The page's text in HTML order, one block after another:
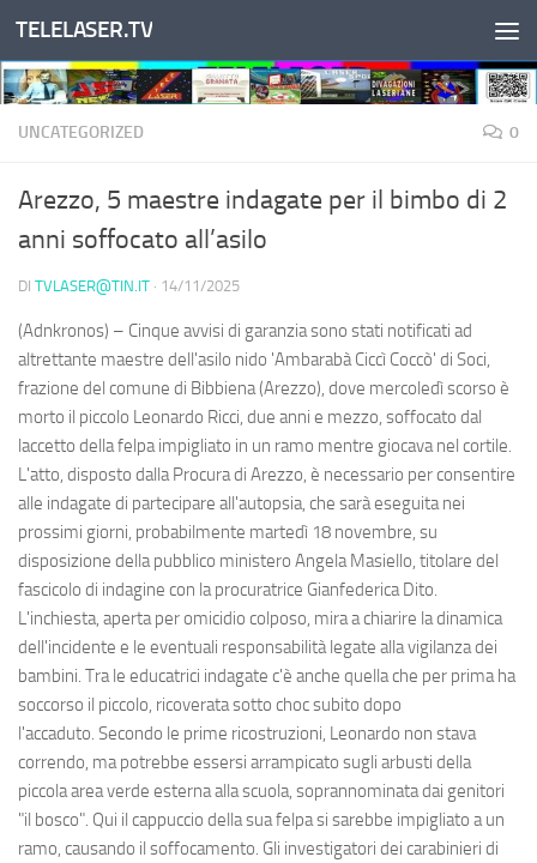
Salta al contenuto
TELELASER.TV
UNCATEGORIZED 0
Arezzo, 5 maestre indagate per il bimbo di 2
anni soffocato all’asilo
DI TVLASER@TIN.IT · 14/11/2025
(Adnkronos) – Cinque avvisi di garanzia sono stati notificati ad
altrettante maestre dell'asilo nido 'Ambarabà Ciccì Coccò' di Soci,
frazione del comune di Bibbiena (Arezzo), dove mercoledì scorso è
morto il piccolo Leonardo Ricci, due anni e mezzo, soffocato dal
laccetto della felpa impigliato in un ramo mentre giocava nel cortile.
L'atto, disposto dalla Procura di Arezzo, è necessario per consentire
alle indagate di partecipare all'autopsia, che sarà eseguita nei
prossimi giorni, probabilmente martedì 18 novembre, su
disposizione della pubblico ministero Angela Masiello, titolare del
fascicolo di indagine con la procuratrice Gianfederica Dito.
L'inchiesta, aperta per omicidio colposo, mira a chiarire la dinamica
dell'incidente e le eventuali responsabilità legate alla vigilanza dei
bambini. Tra le educatrici indagate c'è anche quella che per prima ha
soccorso il piccolo, ricoverata sotto choc subito dopo
l'accaduto. Secondo le prime ricostruzioni, Leonardo non stava
correndo, ma potrebbe essersi arrampicato sugli arbusti della
piccola area verde esterna alla scuola, soprannominata dai genitori
"il bosco". Qui il cappuccio della sua felpa si sarebbe impigliato a un
ramo, causando il soffocamento. Gli investigatori dei carabinieri di